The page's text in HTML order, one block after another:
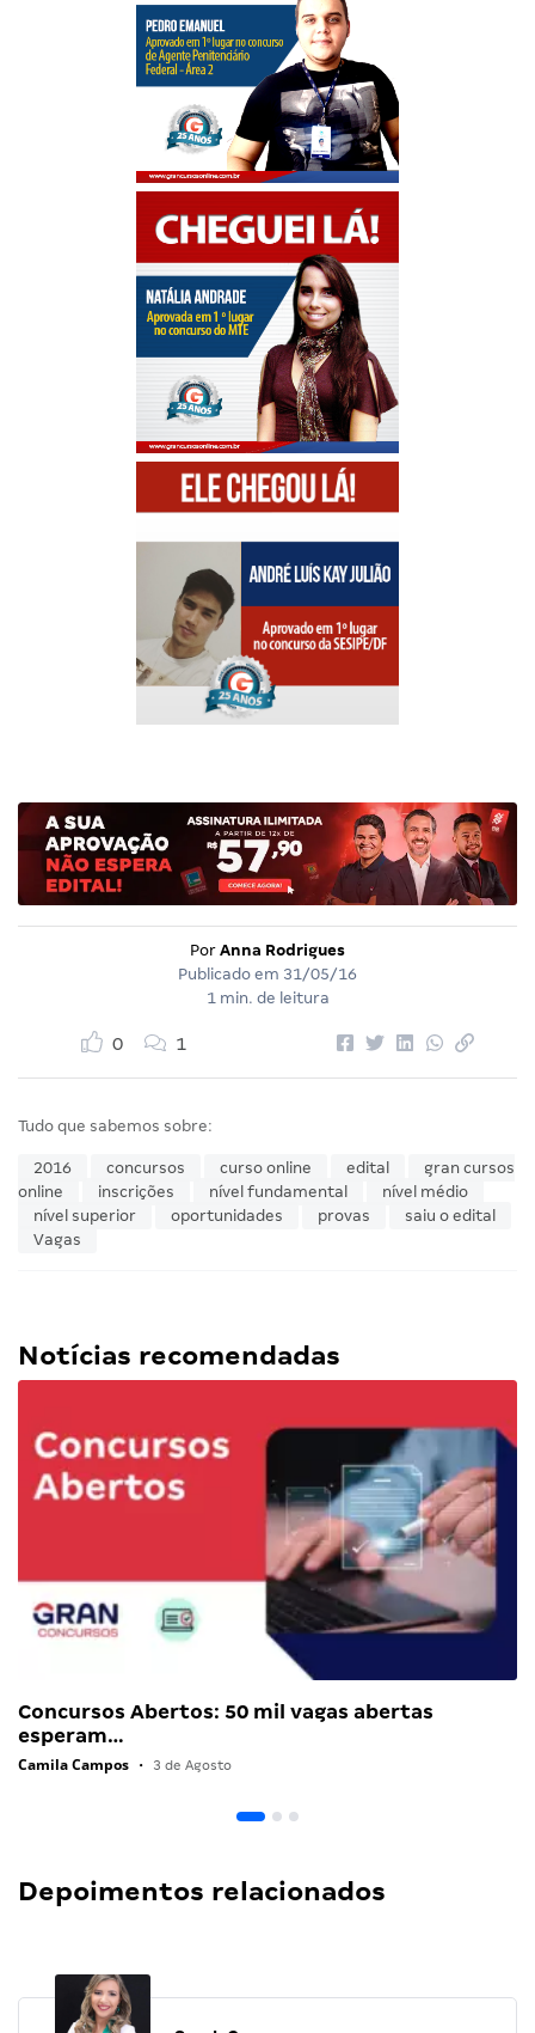
Por Anna Rodrigues
Publicado em 31/05/16
1 min. de leitura
0 1
Tudo que sabemos sobre:
2016 concursos curso online edital
gran cursos
online
inscrições nível fundamental
nível médio
nível superior
oportunidades provas
saiu o edital
Vagas
Notícias recomendadas
Concursos Abertos: 50 mil vagas abertas
esperam…
Camila Campos • 3 de Agosto
Depoimentos relacionados